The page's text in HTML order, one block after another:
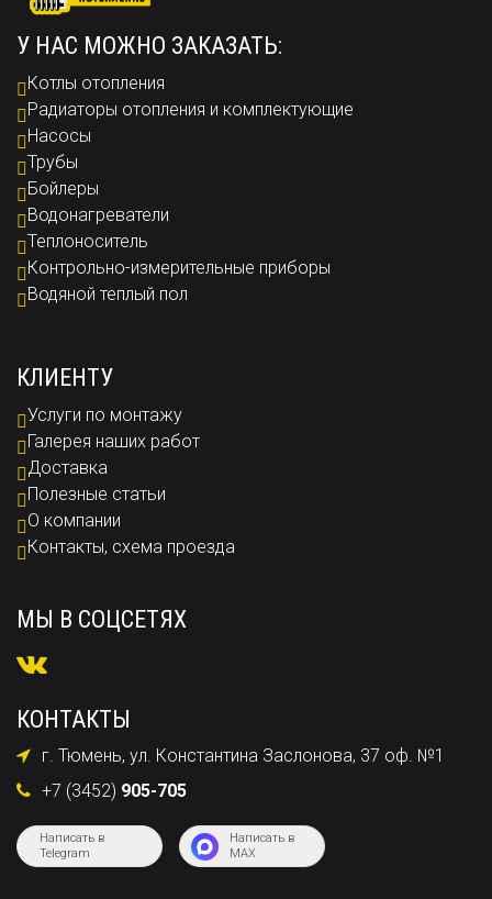
У НАС МОЖНО ЗАКАЗАТЬ:
Котлы отопления
Радиаторы отопления и комплектующие
Насосы
Трубы
Бойлеры
Водонагреватели
Теплоноситель
Контрольно-измерительные приборы
Водяной теплый пол
КЛИЕНТУ
Услуги по монтажу
Галерея наших работ
Доставка
Полезные статьи
О компании
Контакты, схема проезда
МЫ В СОЦСЕТЯХ
КОНТАКТЫ
г. Тюмень, ул. Константина Заслонова, 37 оф. №1
+7 (3452) 905-705
Написать в
Telegram
Написать в
MAX